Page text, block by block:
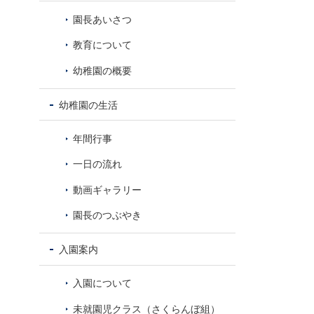
園長あいさつ
教育について
幼稚園の概要
幼稚園の生活
年間行事
一日の流れ
動画ギャラリー
園長のつぶやき
入園案内
入園について
未就園児クラス（さくらんぼ組）